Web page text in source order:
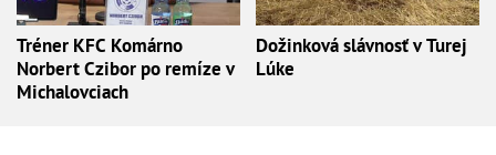
Tréner KFC Komárno
Norbert Czibor po remíze v
Michalovciach
Dožinková slávnosť v Turej
Lúke